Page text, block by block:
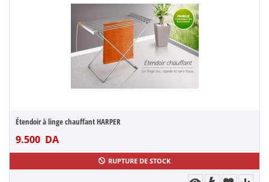
Étendoir à linge chauffant HARPER
9.500 DA
RUPTURE DE STOCK